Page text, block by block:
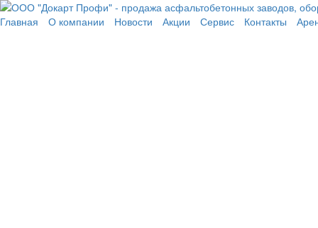
Перейти к основному содержанию
Главная
О компании Новости Акции Сервис Контакты